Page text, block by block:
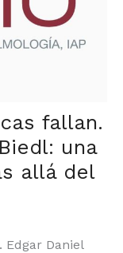
fallan.
una
allá del
Edgar Daniel